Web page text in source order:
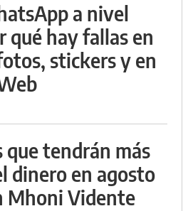
a nivel
qué hay fallas en
stickers y en
que tendrán más
dinero en agosto
Mhoni Vidente